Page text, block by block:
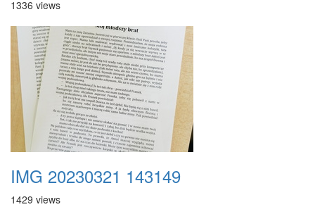
1336 views
IMG 20230321 143149
1429 views